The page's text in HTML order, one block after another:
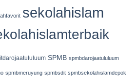
sekolahislam
SPMB spmbdarojaatululuum
spmbmeruyung spmbsdit spmbsekolahislamdepok